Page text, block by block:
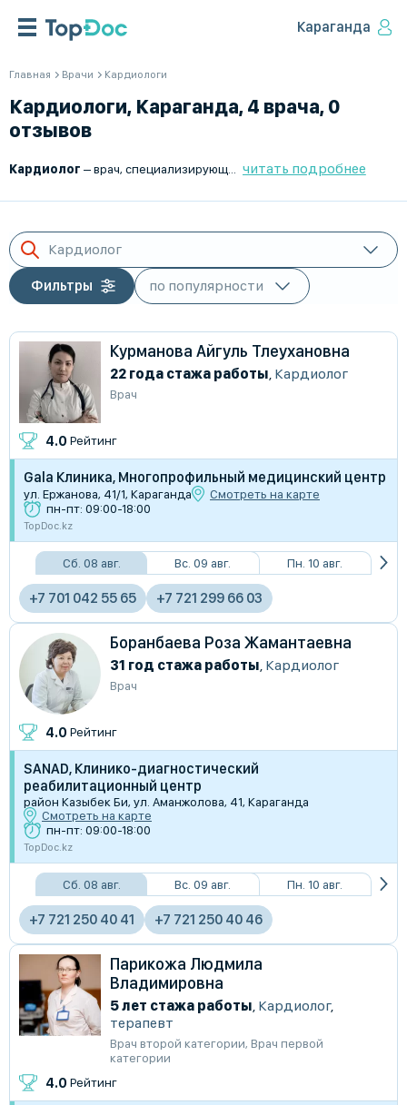
Караганда
Главная Врачи Кардиологи
Кардиологи, Караганда, 4 врача, 0
отзывов
Кардиолог – врач, специализирующийся на диагностике, лечении и профилактике сердечно-сосудистых заболеваний. Он помогает пациентам с гипертонией, аритмиями, ишемической болезнью сердца (ИБС), сердечной недостаточностью и другими патологиями. читать подробнее
Кардиолог
Фильтры
Курманова Айгуль Тлеухановна
22 года стажа работы, Кардиолог
Врач
4.0 Рейтинг
Gala Клиника, Многопрофильный медицинский центр
ул. Ержанова, 41/1, Караганда
Смотреть на карте
пн-пт: 09:00-18:00
TopDoc.kz
Сб. 08 авг. Вс. 09 авг. Пн. 10 авг.
+7 701 042 55 65 +7 721 299 66 03
Боранбаева Роза Жамантаевна
31 год стажа работы, Кардиолог
Врач
4.0 Рейтинг
SANAD, Клинико-диагностический
реабилитационный центр
район Казыбек Би, ул. Аманжолова, 41, Караганда
Смотреть на карте
пн-пт: 09:00-18:00
TopDoc.kz
Сб. 08 авг. Вс. 09 авг. Пн. 10 авг.
+7 721 250 40 41 +7 721 250 40 46
Парикожа Людмила
Владимировна
5 лет стажа работы, Кардиолог,
терапевт
Врач второй категории, Врач первой
категории
4.0 Рейтинг